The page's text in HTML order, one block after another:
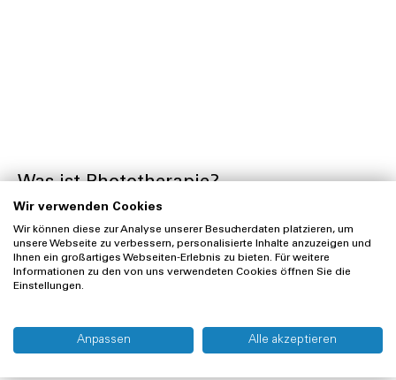
Was ist Phototherapie?
Dermatologie . Bei der Phototherapie kommen vor allem
UV-A-Licht ,UV-B-Lichtund sichtbaresblaues Lichtzum
Einsatz. Die Wirksamkeit der Phototherapie ist
wissenschaftlich erwiesen und findet Ihre Anwendung in der
Psoriasis(Schuppenflechte),Vitiligo(Weissfleckenkrankheit)
. Andererseits wird die Phototherapie auch bei der
Wir verwenden Cookies
Wir können diese zur Analyse unserer Besucherdaten platzieren, um
unsere Webseite zu verbessern, personalisierte Inhalte anzuzeigen und
Ihnen ein großartiges Webseiten-Erlebnis zu bieten. Für weitere
Informationen zu den von uns verwendeten Cookies öffnen Sie die
Einstellungen.
Anpassen Alle akzeptieren